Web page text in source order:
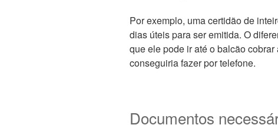
Por exemplo, uma certidão de
dias úteis para ser emitida. O
que ele pode ir até o balcão
conseguiria fazer por telefone.
Documentos